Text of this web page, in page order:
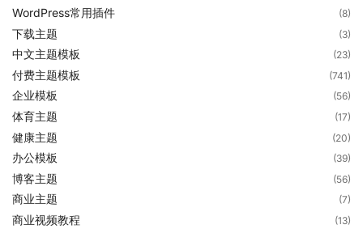
WordPress常用插件 (8)
下载主题 (3)
中文主题模板 (23)
付费主题模板 (741)
企业模板 (56)
体育主题 (17)
健康主题 (20)
办公模板 (39)
博客主题 (56)
商业主题 (7)
商业视频教程 (13)